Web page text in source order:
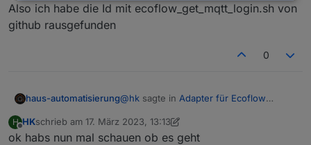
Offline
Also ich habe die Id mit ecoflow_get_mqtt_login.sh von
github rausgefunden
0
haus-automatisierung@hk sagte in Adapter für Ecoflow
hast du eine Möglichkeit das in
H
Offline
HKschrieb am 17. März 2023, 13:13
zuletzt editiert von HK
ok habs nun mal schauen ob es geht